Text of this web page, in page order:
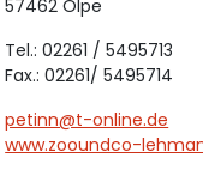
57462 Olpe
Tel.: 02261 / 5495713
Fax.: 02261/ 5495714
petinn@t-online.de
www.zooundco-